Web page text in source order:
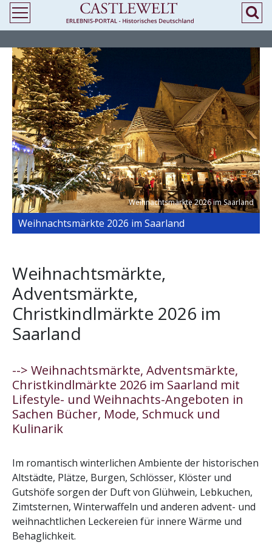
Weihnachtsmärkte 2026 im Saarland
Weihnachtsmärkte 2026 im Saarland
Weihnachtsmärkte,
Adventsmärkte,
Christkindlmärkte 2026 im
Saarland
--> Weihnachtsmärkte, Adventsmärkte,
Christkindlmärkte 2026 im Saarland mit
Lifestyle- und Weihnachts-Angeboten in
Sachen Bücher, Mode, Schmuck und
Kulinarik
Im romantisch winterlichen Ambiente der historischen
Altstädte, Plätze, Burgen, Schlösser, Klöster und
Gutshöfe sorgen der Duft von Glühwein, Lebkuchen,
Zimtsternen, Winterwaffeln und anderen advent- und
weihnachtlichen Leckereien für innere Wärme und
Behaglichkeit.